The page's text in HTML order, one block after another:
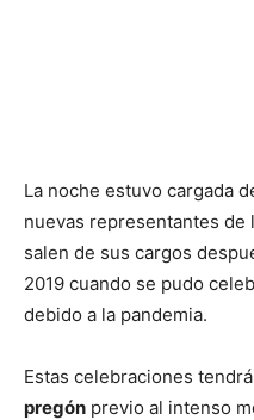
La noche estuvo cargada
nuevas representantes de
salen de sus cargos
2019 cuando se pudo
debido a la pandemia.
Estas celebraciones
pregón previo al intenso